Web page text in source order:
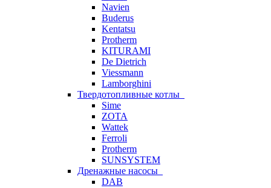
Navien
Buderus
Kentatsu
Protherm
KITURAMI
De Dietrich
Viessmann
Lamborghini
Твердотопливные котлы
Sime
ZOTA
Wattek
Ferroli
Protherm
SUNSYSTEM
Дренажные насосы
DAB